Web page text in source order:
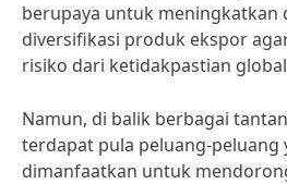
berupaya untuk meningkatkan
diversifikasi produk ekspor
risiko dari ketidakpastian
Namun, di balik berbagai
terdapat pula peluang-peluang
dimanfaatkan untuk